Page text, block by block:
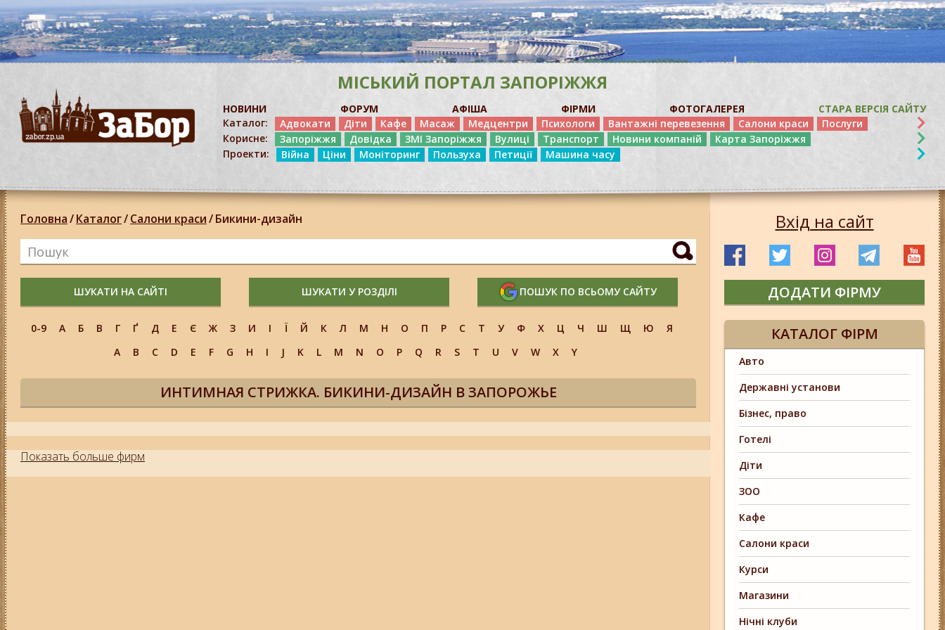
МІСЬКИЙ ПОРТАЛ ЗАПОРІЖЖЯ
НОВИНИ ФОРУМ АФІША ФІРМИ ФОТОГАЛЕРЕЯ
СТАРА ВЕРСІЯ САЙТУ
Каталог:
Адвокати Діти Кафе Масаж Медцентри Психологи Вантажні перевезення Салони краси
Послуги
Корисне:
Запоріжжя Довідка ЗМІ Запоріжжя Вулиці Транспорт Новини компаній
Карта Запоріжжя
Проекти:
Війна Ціни Моніторинг Пользуха Петиції Машина часу
Головна/Каталог/Салони краси/Бикини-дизайн
ШУКАТИ НА САЙТІ ШУКАТИ У РОЗДІЛІ ПОШУК ПО ВСЬОМУ САЙТУ
0-9 А Б В Г Ґ Д Е Є Ж З И І Ї Й К Л М Н О П Р С Т У Ф Х Ц Ч Ш Щ Ю
Я
A
B C D E F G H I J K L M N O P Q R S T U V W X Y
ИНТИМНАЯ СТРИЖКА. БИКИНИ-ДИЗАЙН В ЗАПОРОЖЬЕ
Показать больше фирм
Вхід на сайт
ДОДАТИ ФІРМУ
КАТАЛОГ ФІРМ
Авто
Державні установи
Бізнес, право
Готелі
Діти
ЗОО
Кафе
Салони краси
Курси
Магазини
Нічні клуби